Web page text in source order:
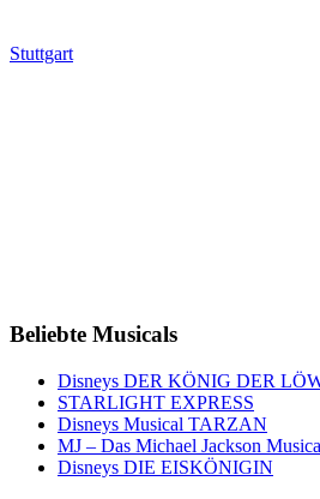
Stuttgart
Beliebte Musicals
Disneys DER KÖNIG DER
STARLIGHT EXPRESS
Disneys Musical TARZAN
MJ – Das Michael Jackson
Disneys DIE EISKÖNIGIN